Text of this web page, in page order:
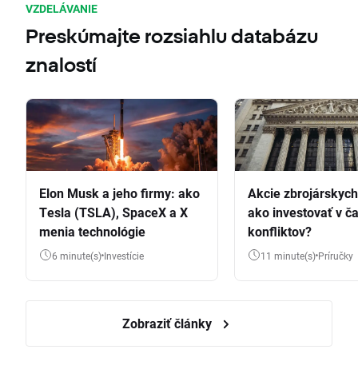
VZDELÁVANIE
Preskúmajte rozsiahlu databázu
znalostí
Elon Musk a jeho firmy: ako
Tesla (TSLA), SpaceX a X
menia technológie
6 minute(s) Investície
Akcie
ako investovať v
konfliktov?
11 minute(s) Príručky
Zobraziť články